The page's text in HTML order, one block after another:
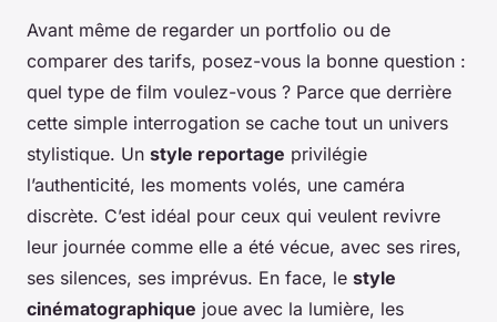
Avant même de regarder un portfolio ou de
comparer des tarifs, posez-vous la bonne question :
quel type de film voulez-vous ? Parce que derrière
cette simple interrogation se cache tout un univers
stylistique. Un style reportage privilégie
l’authenticité, les moments volés, une caméra
discrète. C’est idéal pour ceux qui veulent revivre
leur journée comme elle a été vécue, avec ses rires,
ses silences, ses imprévus. En face, le style
cinématographique joue avec la lumière, les